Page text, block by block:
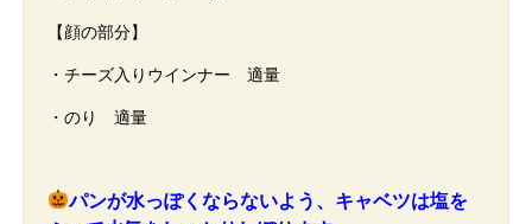
【顔の部分】
・チーズ入りウインナー 適量
・のり 適量
パンが水っぽくならないよう、キャベツは塩を